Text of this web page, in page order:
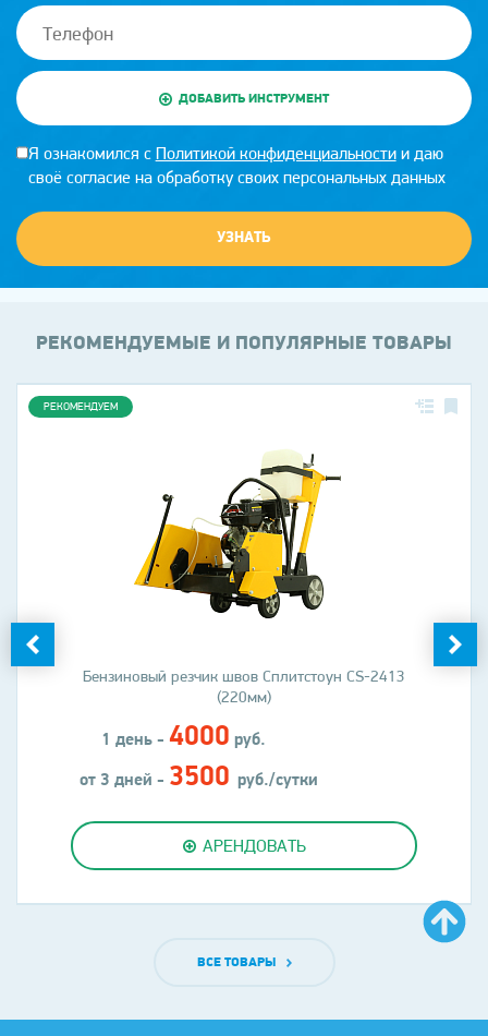
ДОБАВИТЬ ИНСТРУМЕНТ
Я ознакомился с Политикой конфиденциальностии даю
своё согласие на обработку своих персональных данных
УЗНАТЬ
РЕКОМЕНДУЕМЫЕ И ПОПУЛЯРНЫЕ ТОВАРЫ
Бензиновый резчик швов Сплитстоун CS-2413
(220мм)
1 день - 4000 руб.
от 3 дней - 3500 руб./сутки
АРЕНДОВАТЬ
РЕКОМЕНДУЕМ
ВСЕ ТОВАРЫ